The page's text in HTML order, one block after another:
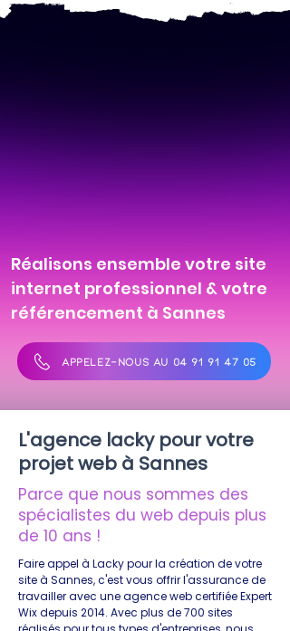
Réalisons ensemble votre site
internet professionnel & votre
référencement à Sannes
APPELEZ-NOUS AU 04 91 91 47 05
L'agence lacky pour votre
projet web à Sannes
Parce que nous sommes des
spécialistes du web depuis plus
de 10 ans !
Faire appel à Lacky pour la création de votre
site à Sannes, c'est vous offrir l'assurance de
travailler avec une agence web certifiée Expert
Wix depuis 2014. Avec plus de 700 sites